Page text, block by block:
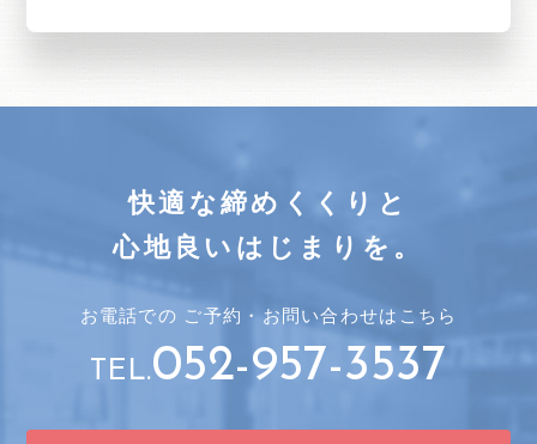
快適な締めくくりと
心地良いはじまりを。
お電話での ご予約・ お問い合わせはこちら
TEL.052-957-3537